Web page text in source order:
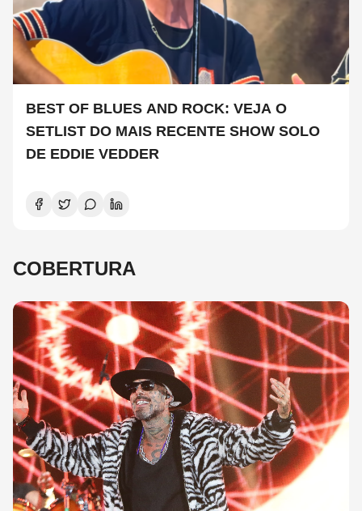
BEST OF BLUES AND ROCK: VEJA O
SETLIST DO MAIS RECENTE SHOW SOLO
DE EDDIE VEDDER
COBERTURA